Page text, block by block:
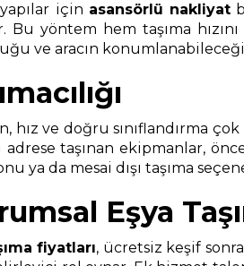
için asansörlü nakliyat
Bu yöntem hem taşıma
ve aracın konumlanabileceği
hız ve doğru sınıflandırma
taşınan ekipmanlar,
ya da mesai dışı taşıma
Eşya
fiyatları, ücretsiz keşif